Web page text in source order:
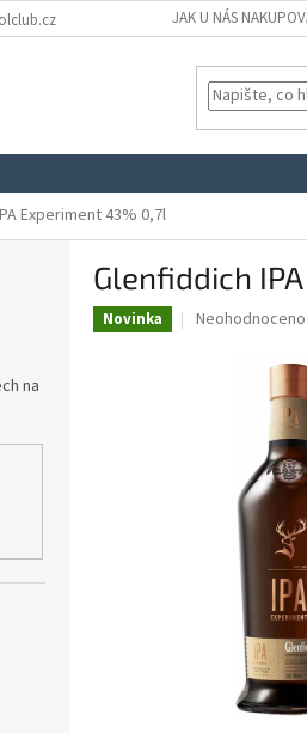
JAK U NÁS
Experiment 43% 0,7l
na
Glenfiddich
Novinka
Průměrné
hvězdiček.
Neohodnoceno